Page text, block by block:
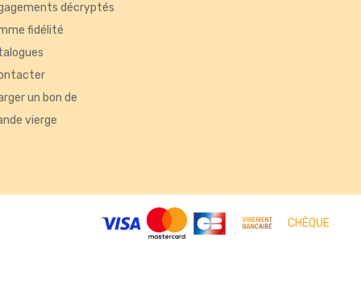
décryptés
fidélité
un bon de
vierge
CHÈQUE
ou encore la répartition géographique des visiteurs.
Personnalisez vos préférences pour contrôler la manière